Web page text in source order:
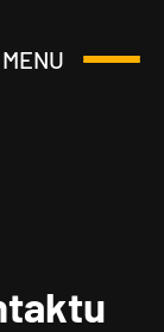
MENU
Otwórz